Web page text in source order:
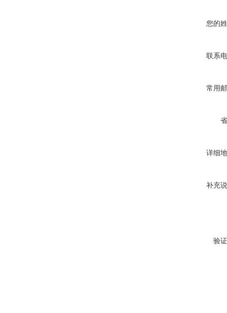
您的
联系
常用
详细
补充
验